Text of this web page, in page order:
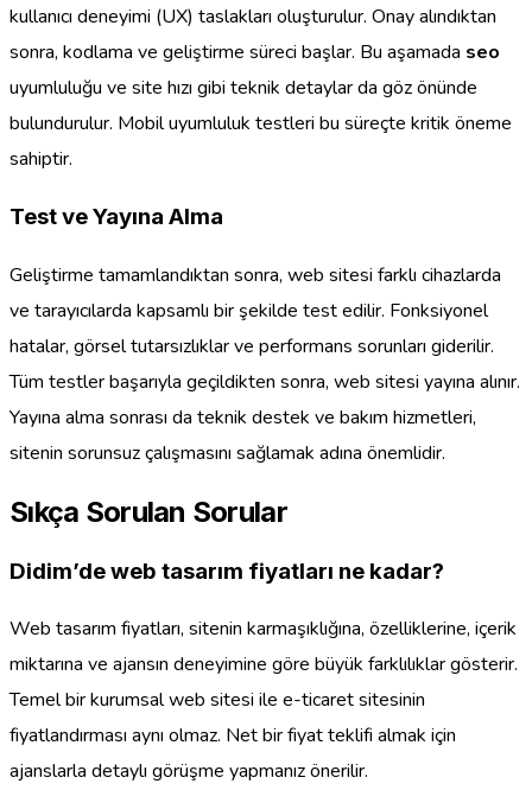
kullanıcı deneyimi (UX) taslakları oluşturulur. Onay alındıktan
sonra, kodlama ve geliştirme süreci başlar. Bu aşamada seo
uyumluluğu ve site hızı gibi teknik detaylar da göz önünde
bulundurulur. Mobil uyumluluk testleri bu süreçte kritik öneme
sahiptir.
Test ve Yayına Alma
Geliştirme tamamlandıktan sonra, web sitesi farklı cihazlarda
ve tarayıcılarda kapsamlı bir şekilde test edilir. Fonksiyonel
hatalar, görsel tutarsızlıklar ve performans sorunları giderilir.
Tüm testler başarıyla geçildikten sonra, web sitesi yayına alınır.
Yayına alma sonrası da teknik destek ve bakım hizmetleri,
sitenin sorunsuz çalışmasını sağlamak adına önemlidir.
Sıkça Sorulan Sorular
Didim’de web tasarım fiyatları ne kadar?
Web tasarım fiyatları, sitenin karmaşıklığına, özelliklerine, içerik
miktarına ve ajansın deneyimine göre büyük farklılıklar gösterir.
Temel bir kurumsal web sitesi ile e-ticaret sitesinin
fiyatlandırması aynı olmaz. Net bir fiyat teklifi almak için
ajanslarla detaylı görüşme yapmanız önerilir.